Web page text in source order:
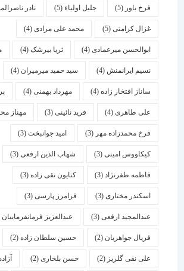
فرخ باور(5) جلیل اولیاء(5) نادر ناصرالمعمار (5)
غزال کرامتی(5) محمد علی مرادی(4)
ابوالحسن میرعمادی(4) ثریا بیرشک(4) محمود
نسیم ایرانمنش(4) سید حمید میرمیران(4)
ساناز افتخار زاده(4) مهرداد بهمنی (4) پرویز
علی طاهری(4) فرید نائینی(3) مهناز محمودی(3)
فرخ محمدزاده مهر(3) امید جوانبخت(3)
کیکاووس امینی(3) شهاب الدین ارفعی(3)
فاطمه ظفرنژاد(3) کتایون تقی زاده(3)
اسكندر مختاری (3) فرامرز پارسی(3)
عبدالمجید ارفعی(3) عبدالعزیز فرمانفرماییان(3)
فریال جواهریان(2) حسین سلطان زاده(2)
علی نقی گلریز(2) حسن بلخاری(2) آزاده